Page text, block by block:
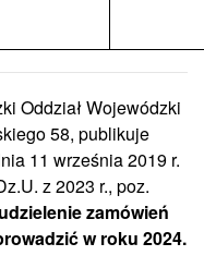
Oddział Wojewódzki
58, publikuje
11 września 2019 r.
z 2023 r., poz.
zamówień
w roku 2024.